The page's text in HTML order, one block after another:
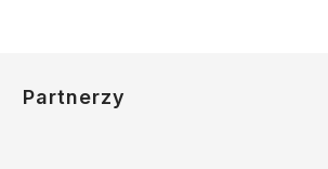
Partnerzy